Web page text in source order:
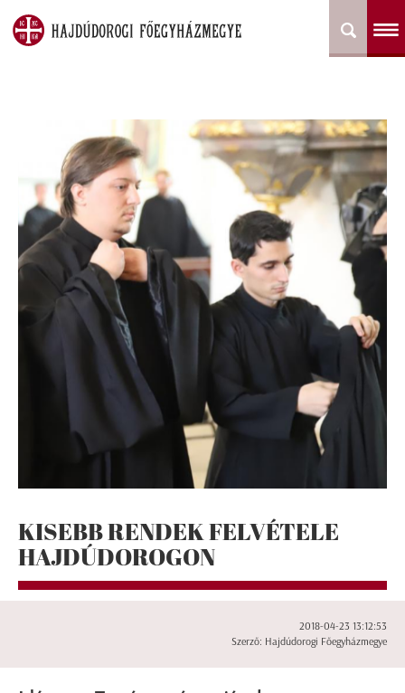
KISEBB RENDEK FELVÉTELE
HAJDÚDOROGON
2018-04-23 13:12:53
Szerző: Hajdúdorogi Főegyházmegye